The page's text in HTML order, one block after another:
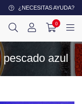
¿NECESITAS AYUDA?
0
azul